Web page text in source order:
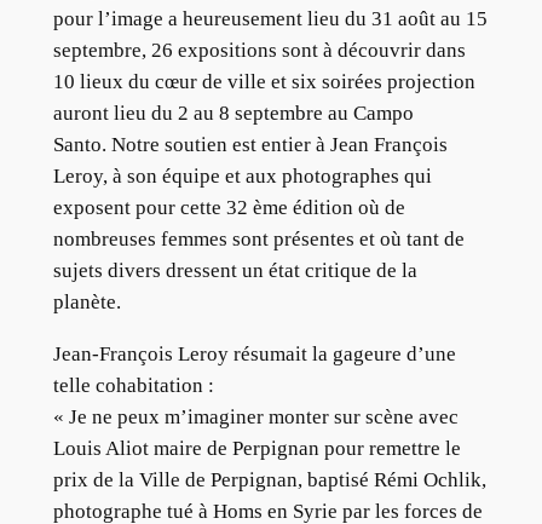
pour l’image a heureusement lieu du 31 août au 15
septembre, 26 expositions sont à découvrir dans
10 lieux du cœur de ville et six soirées projection
auront lieu du 2 au 8 septembre au Campo
Santo. Notre soutien est entier à Jean François
Leroy, à son équipe et aux photographes qui
exposent pour cette 32 ème édition où de
nombreuses femmes sont présentes et où tant de
sujets divers dressent un état critique de la
planète.
Jean-François Leroy résumait la gageure d’une
telle cohabitation :
« Je ne peux m’imaginer monter sur scène avec
Louis Aliot maire de Perpignan pour remettre le
prix de la Ville de Perpignan, baptisé Rémi Ochlik,
photographe tué à Homs en Syrie par les forces de